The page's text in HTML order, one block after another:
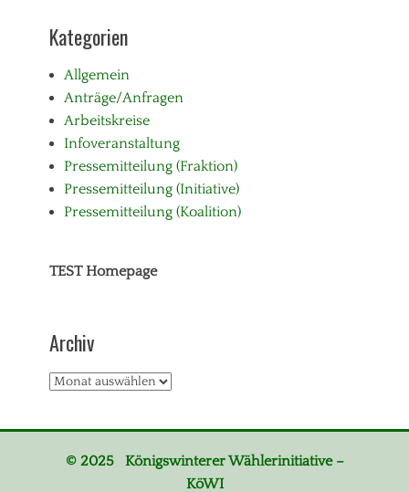
Kategorien
Allgemein
Anträge/Anfragen
Arbeitskreise
Infoveranstaltung
Pressemitteilung (Fraktion)
Pressemitteilung (Initiative)
Pressemitteilung (Koalition)
TEST Homepage
Archiv
Archiv
© 2025 Königswinterer Wählerinitiative –
KöWI